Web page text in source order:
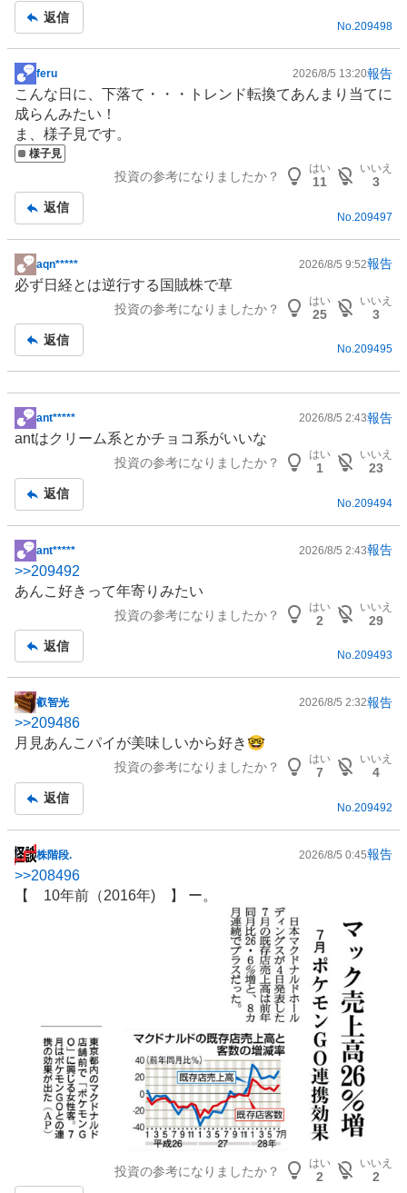
返信
No.209498
掲
示
板
記
事
feru 2026/8/5 13:20報告
こんな日に、下落て・・・トレンド転換てあんまり当てに
成らんみたい！
ま、様子見です。
様子見
投資の参考になりましたか？
はい
11
いいえ
3
返信
No. 209497
掲
示
事
aqn***** 2026/8/5 9:52報告
必ず日経とは逆行する国賊株で草
投資の参考になりましたか？
はい
25
いいえ
3
返信
No.209495
掲
示
事
ant***** 2026/8/5 2:43報告
antはクリーム系とかチョコ系がいいな
投資の参考になりましたか？
はい
1
いいえ
23
返信
No. 209494
掲
示
板
ant***** 2026/8/5 2:43報告
>>209492
あんこ好きって年寄りみたい
投資の参考になりましたか？
はい
2
いいえ
29
返信
No.209493
掲
示
板
叡智光 2026/8/5 2:32報告
>>209486
月見あんこパイが美味しいから好き🤓
投資の参考になりましたか？
はい
7
いいえ
4
返信
No. 209492
掲
示
板
株階段. 2026/8/5 0:45報告
>>208496
【 10年前（2016年) 】 ー。
投資の参考になりましたか？
はい
2
いいえ
2